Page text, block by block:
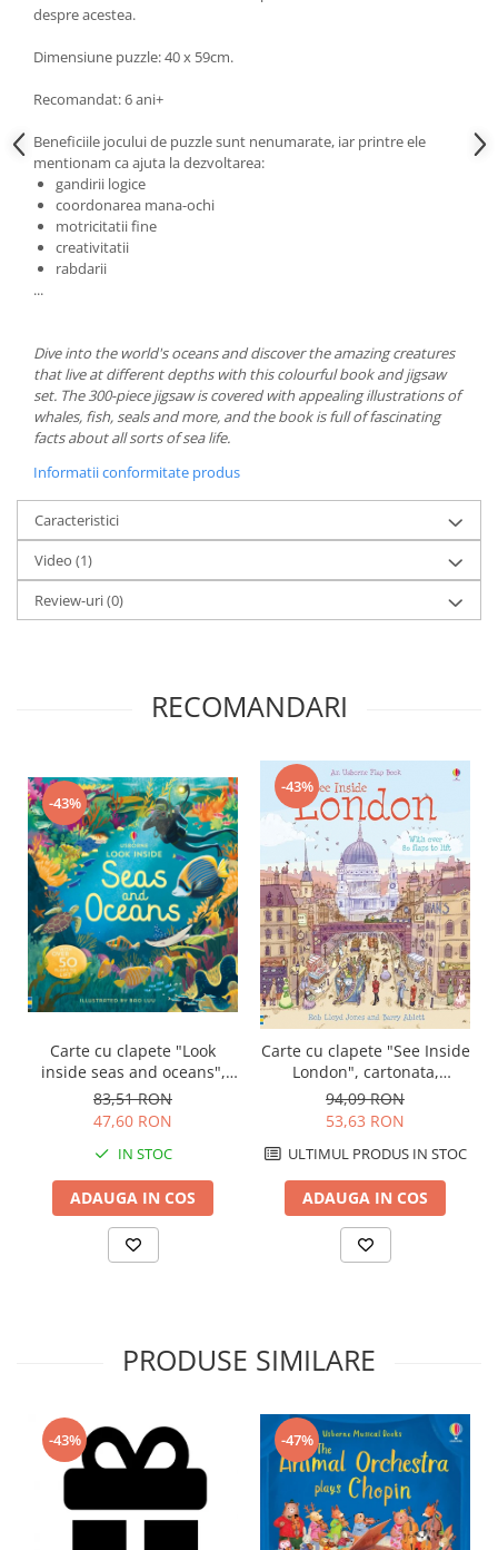
despre acestea.
Dimensiune puzzle: 40 x 59cm.
Recomandat: 6 ani+
Beneficiile jocului de puzzle sunt nenumarate, iar printre ele
mentionam ca ajuta la dezvoltarea:
gandirii logice
coordonarea mana-ochi
motricitatii fine
creativitatii
rabdarii
...
Dive into the world's oceans and discover the amazing creatures
that live at different depths with this colourful book and jigsaw
set. The 300-piece jigsaw is covered with appealing illustrations of
whales, fish, seals and more, and the book is full of fascinating
facts about all sorts of sea life.
Informatii conformitate produs
Caracteristici
Video (1)
Review-uri(0)
RECOMANDARI
-43%
Carte cu clapete "Look
inside seas and oceans",
Usborne
83,51 RON
47,60 RON
IN STOC
ADAUGA IN COS
-43%
Carte cu clapete "See Inside
London", cartonata,
Usborne
94,09 RON
53,63 RON
ULTIMUL PRODUS IN STOC
ADAUGA IN COS
PRODUSE SIMILARE
-43% -47%